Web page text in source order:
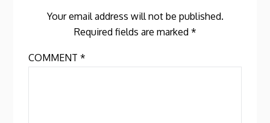
Your email address will not be published.
Required fields are marked *
COMMENT*